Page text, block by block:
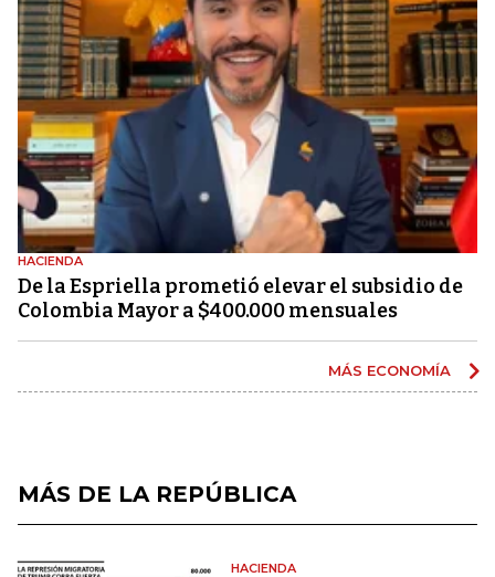
HACIENDA
De la Espriella prometió elevar el subsidio de
Colombia Mayor a $400.000 mensuales
MÁS ECONOMÍA
MÁS DE LA REPÚBLICA
HACIENDA